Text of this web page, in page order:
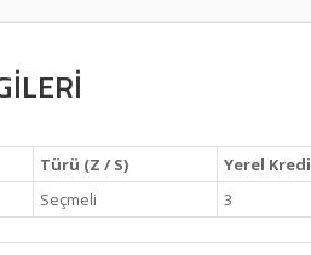
Türü (Z / S) Yerel Kredi
Seçmeli 3